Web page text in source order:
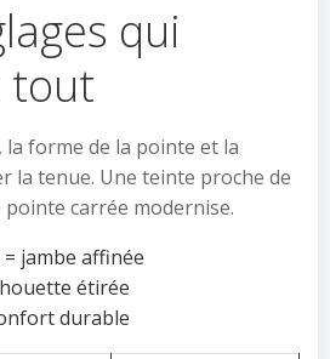
qui
tout
forme de la pointe et la
la tenue. Une teinte proche de
carrée modernise.
jambe affinée
étirée
durable